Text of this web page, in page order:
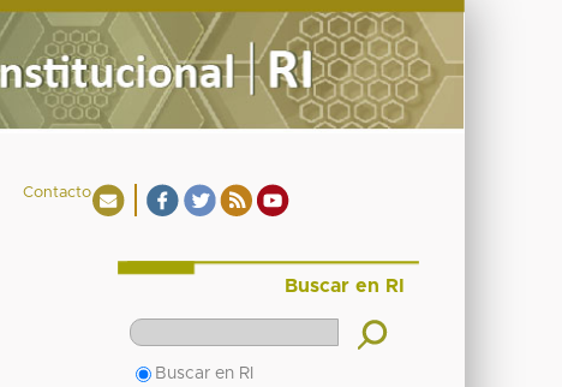
Contacto
Buscar en RI
Buscar en RI